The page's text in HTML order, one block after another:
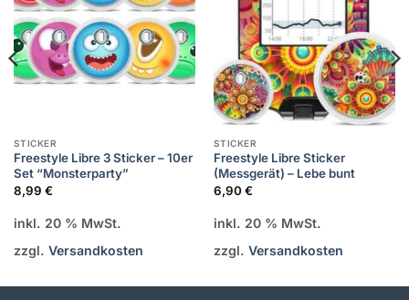
STICKER
Freestyle Libre 3 Sticker – 10er
Set “Monsterparty”
8,99 €
inkl. 20 % MwSt.
zzgl. Versandkosten
STICKER
Freestyle Libre Sticker
(Messgerät) – Lebe bunt
6,90 €
inkl. 20 % MwSt.
zzgl. Versandkosten